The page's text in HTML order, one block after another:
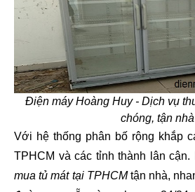
Điện máy Hoàng Huy - Dịch vụ
chóng, tận nhà
Với hệ thống phân bố rộng khắp
TPHCM và các tỉnh thành lân cận.
mua tủ mát tại TPHCM tận nhà,